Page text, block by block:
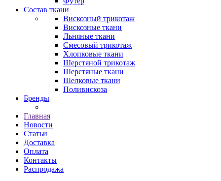
Состав ткани
Вискозный трикотаж
Вискозные ткани
Льняные ткани
Смесовый трикотаж
Хлопковые ткани
Шерстяной трикотаж
Шерстяные ткани
Шелковые ткани
Поливискоза
Бренды
Главная
Новости
Статьи
Доставка
Оплата
Контакты
Распродажа